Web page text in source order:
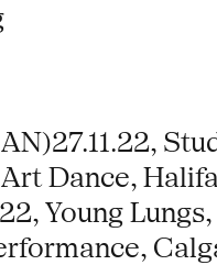
Dance,
Young